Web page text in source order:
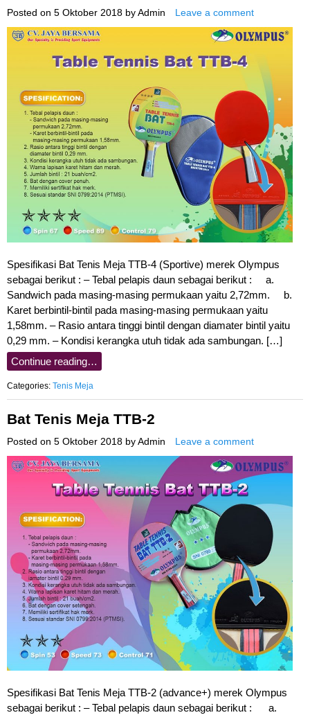
Posted on 5 Oktober 2018 by Admin Leave a comment
Spesifikasi Bat Tenis Meja TTB-4 (Sportive) merek Olympus
sebagai berikut : – Tebal pelapis daun sebagai berikut : a.
Sandwich pada masing-masing permukaan yaitu 2,72mm. b.
Karet berbintil-bintil pada masing-masing permukaan yaitu
1,58mm. – Rasio antara tinggi bintil dengan diamater bintil yaitu
0,29 mm. – Kondisi kerangka utuh tidak ada sambungan. […]
Continue reading…
Categories: Tenis Meja
Bat Tenis Meja TTB-2
Posted on 5 Oktober 2018 by Admin Leave a comment
Spesifikasi Bat Tenis Meja TTB-2 (advance+) merek Olympus
sebagai berikut : – Tebal pelapis daun sebagai berikut : a.